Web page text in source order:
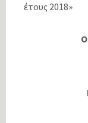
έτους 2018»